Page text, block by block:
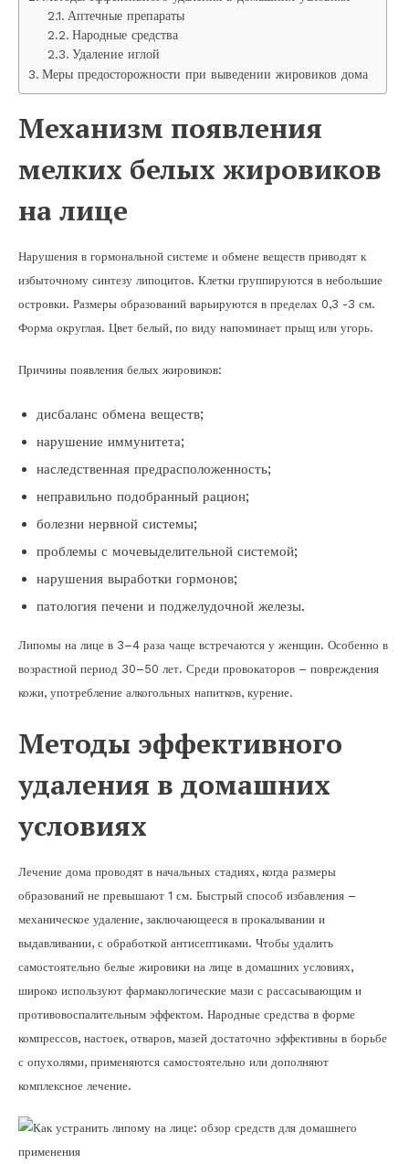
Аптечные препараты
Народные средства
Удаление иглой
Меры предосторожности при выведении жировиков дома
Механизм появления
мелких белых жировиков
на лице
Нарушения в гормональной системе и обмене веществ приводят к
избыточному синтезу липоцитов. Клетки группируются в небольшие
островки. Размеры образований варьируются в пределах 0,3 -3 см.
Форма округлая. Цвет белый, по виду напоминает прыщ или угорь.
Причины появления белых жировиков:
дисбаланс обмена веществ;
нарушение иммунитета;
наследственная предрасположенность;
неправильно подобранный рацион;
болезни нервной системы;
проблемы с мочевыделительной системой;
нарушения выработки гормонов;
патология печени и поджелудочной железы.
Липомы на лице в 3–4 раза чаще встречаются у женщин. Особенно в
возрастной период 30–50 лет. Среди провокаторов – повреждения
кожи, употребление алкогольных напитков, курение.
Методы эффективного
удаления в домашних
условиях
Лечение дома проводят в начальных стадиях, когда размеры
образований не превышают 1 см. Быстрый способ избавления –
механическое удаление, заключающееся в прокалывании и
выдавливании, с обработкой антисептиками. Чтобы удалить
самостоятельно белые жировики на лице в домашних условиях,
широко используют фармакологические мази с рассасывающим и
противовоспалительным эффектом. Народные средства в форме
компрессов, настоек, отваров, мазей достаточно эффективны в борьбе
с опухолями, применяются самостоятельно или дополняют
комплексное лечение.